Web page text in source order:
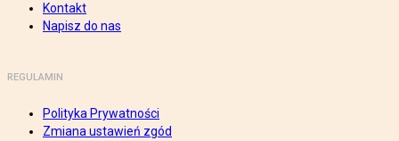
Kontakt
Napisz do nas
REGULAMIN
Polityka Prywatności
Zmiana ustawień zgód